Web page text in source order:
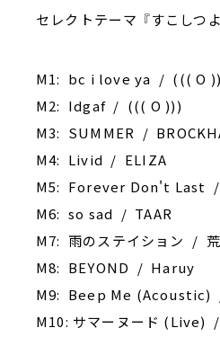
セレクトテーマ 『すこしつ
M1: ‎bc i love ya / ((( O
M2: Idgaf / ((( O )))
M3: SUMMER /
M4: Livid / ELIZA
M5: Forever Don't Last
M6: ‎so sad / TAAR
M7: 雨のステイション /
M8: BEYOND / Haruy
M9: Beep Me
M10: サマーヌード (Live)